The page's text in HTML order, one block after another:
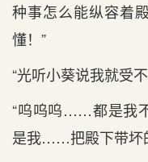
种事怎么能纵容着
懂！”
“光听小葵说我就受
“呜呜呜……都是我
是我……把殿下带